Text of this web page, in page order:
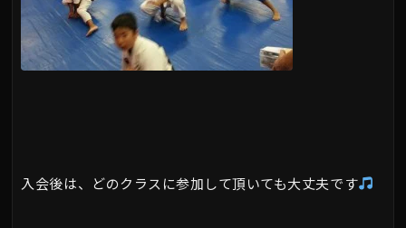
入会後は、どのクラスに参加して頂いても大丈夫です